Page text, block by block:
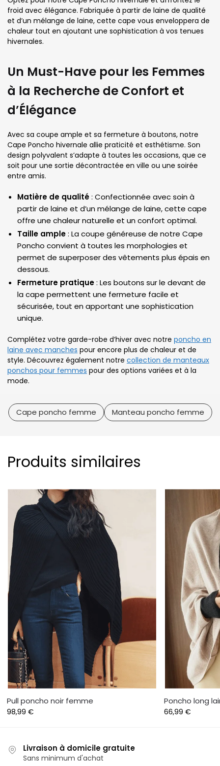
froid avec élégance. Fabriquée à partir de laine de qualité
et d’un mélange de laine, cette cape vous enveloppera de
chaleur tout en ajoutant une sophistication à vos tenues
hivernales.
Un Must-Have pour les Femmes
à la Recherche de Confort et
d’Élégance
Avec sa coupe ample et sa fermeture à boutons, notre
Cape Poncho hivernale allie praticité et esthétisme. Son
design polyvalent s’adapte à toutes les occasions, que ce
soit pour une sortie décontractée en ville ou une soirée
entre amis.
Matière de qualité: Confectionnée avec soin à
partir de laine et d’un mélange de laine, cette cape
offre une chaleur naturelle et un confort optimal.
Taille ample: La coupe généreuse de notre Cape
Poncho convient à toutes les morphologies et
permet de superposer des vêtements plus épais en
dessous.
Fermeture pratique: Les boutons sur le devant de
la cape permettent une fermeture facile et
sécurisée, tout en apportant une sophistication
unique.
Complétez votre garde-robe d’hiver avec notre poncho en
laine avec manches pour encore plus de chaleur et de
style. Découvrez également notre collection de manteaux
ponchos pour femmes pour des options variées et à la
mode.
Cape poncho femme Manteau poncho femme
Produits similaires
Pull poncho noir femme
98,99 €
Poncho long
66,99 €
Livraison à domicile gratuite
Sans minimum d'achat